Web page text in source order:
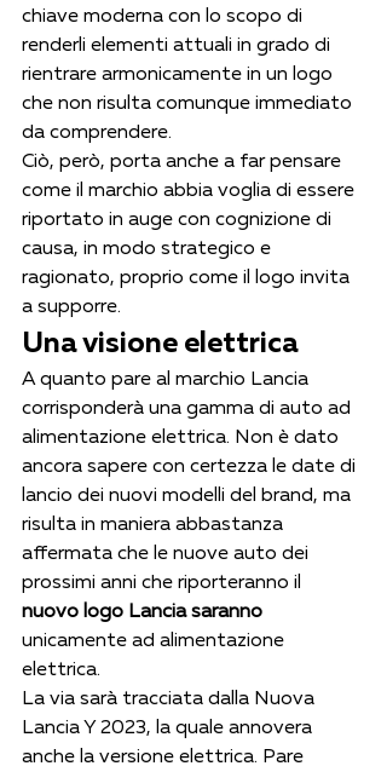
chiave moderna con lo scopo di
renderli elementi attuali in grado di
rientrare armonicamente in un logo
che non risulta comunque immediato
da comprendere.
Ciò, però, porta anche a far pensare
come il marchio abbia voglia di essere
riportato in auge con cognizione di
causa, in modo strategico e
ragionato, proprio come il logo invita
a supporre.
Una visione elettrica
A quanto pare al marchio Lancia
corrisponderà una gamma di auto ad
alimentazione elettrica. Non è dato
ancora sapere con certezza le date di
lancio dei nuovi modelli del brand, ma
risulta in maniera abbastanza
affermata che le nuove auto dei
prossimi anni che riporteranno il
nuovo logo Lancia saranno
unicamente ad alimentazione
elettrica.
La via sarà tracciata dalla Nuova
Lancia Y 2023, la quale annovera
anche la versione elettrica. Pare